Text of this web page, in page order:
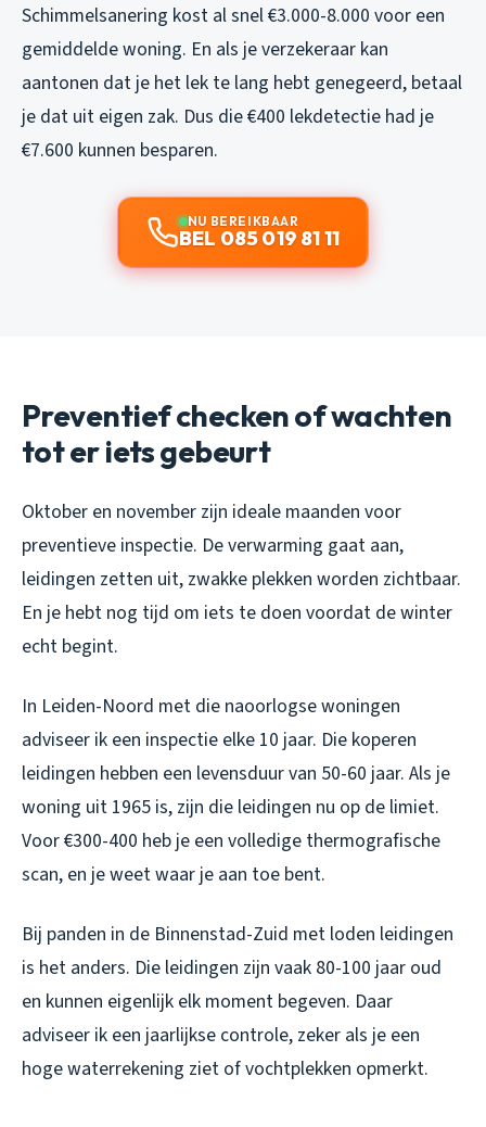
Schimmelsanering kost al snel €3.000-8.000 voor een
gemiddelde woning. En als je verzekeraar kan
aantonen dat je het lek te lang hebt genegeerd, betaal
je dat uit eigen zak. Dus die €400 lekdetectie had je
€7.600 kunnen besparen.
NU BEREIKBAAR
BEL 085 019 81 11
Preventief checken of wachten
tot er iets gebeurt
Oktober en november zijn ideale maanden voor
preventieve inspectie. De verwarming gaat aan,
leidingen zetten uit, zwakke plekken worden zichtbaar.
En je hebt nog tijd om iets te doen voordat de winter
echt begint.
In Leiden-Noord met die naoorlogse woningen
adviseer ik een inspectie elke 10 jaar. Die koperen
leidingen hebben een levensduur van 50-60 jaar. Als je
woning uit 1965 is, zijn die leidingen nu op de limiet.
Voor €300-400 heb je een volledige thermografische
scan, en je weet waar je aan toe bent.
Bij panden in de Binnenstad-Zuid met loden leidingen
is het anders. Die leidingen zijn vaak 80-100 jaar oud
en kunnen eigenlijk elk moment begeven. Daar
adviseer ik een jaarlijkse controle, zeker als je een
hoge waterrekening ziet of vochtplekken opmerkt.